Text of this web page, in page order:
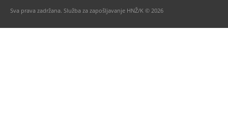
Sva prava zadržana. Služba za zapošljavanje HNŽ/K © 2026